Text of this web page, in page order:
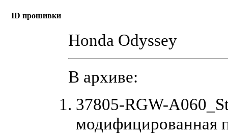
ID прошивки
Honda Odyssey
В архиве:
37805-RGW-
модифицированная